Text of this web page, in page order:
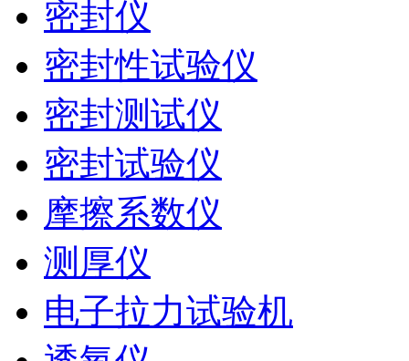
密封仪
密封性试验仪
密封测试仪
密封试验仪
摩擦系数仪
测厚仪
电子拉力试验机